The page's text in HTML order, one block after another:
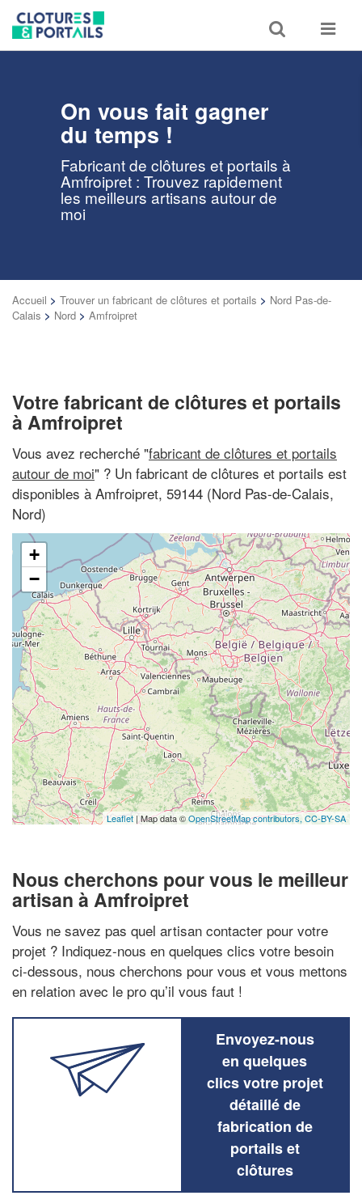
Toggle
search
Toggle
On vous fait gagner
du temps !
Fabricant de clôtures et portails à
Amfroipret : Trouvez rapidement
les meilleurs artisans autour de
moi
Accueil > Trouver un fabricant de clôtures et portails > Nord Pas-de-
Calais > Nord > Amfroipret
Votre fabricant de clôtures et portails
à Amfroipret
Vous avez recherché "fabricant de clôtures et portails
autour de moi" ? Un fabricant de clôtures et portails est
disponibles à Amfroipret, 59144 (Nord Pas-de-Calais,
Nord)
+
−
Leaflet | Map data ©OpenStreetMap contributors, CC-BY-SA
Nous cherchons pour vous le meilleur
artisan à Amfroipret
Vous ne savez pas quel artisan contacter pour votre
projet ? Indiquez-nous en quelques clics votre besoin
ci-dessous, nous cherchons pour vous et vous mettons
en relation avec le pro qu’il vous faut !
Envoyez-nous
en quelques
clics votre projet
détaillé de
fabrication de
portails et
clôtures